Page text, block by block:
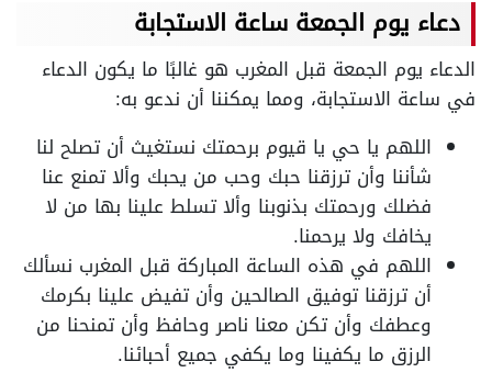
دعاء يوم الجمعة ساعة الاستجابة
الدعاء يوم الجمعة قبل المغرب هو غالبًا ما يكون الدعاء
في ساعة الاستجابة، ومما يمكننا أن ندعو به:
اللهم يا حي يا قيوم برحمتك نستغيث أن تصلح لنا
شأننا وأن ترزقنا حبك وحب من يحبك وألا تمنع عنا
فضلك ورحمتك بذنوبنا وألا تسلط علينا بها من لا
يخافك ولا يرحمنا.
اللهم في هذه الساعة المباركة قبل المغرب نسألك
أن ترزقنا توفيق الصالحين وأن تفيض علينا بكرمك
وعطفك وأن تكن معنا ناصر وحافظ وأن تمنحنا من
الرزق ما يكفينا وما يكفي جميع أحبائنا.